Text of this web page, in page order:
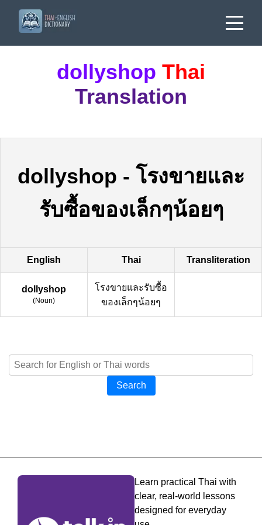
dollyshop Thai
Translation
dollyshop - โรงขายและ
รับซื้อของเล็กๆน้อยๆ
English Thai Transliteration
dollyshop
(Noun)
โรงขายและรับซื้อ
ของเล็กๆน้อยๆ
Search
Learn practical Thai with
clear, real-world lessons
designed for everyday